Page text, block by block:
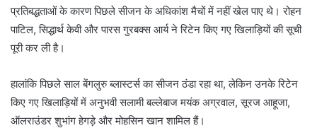
प्रतिबद्धताओं के कारण पिछले सीजन के अधिकांश मैचों में नहीं खेल पाए थे। रोहन
पाटिल, सिद्धार्थ केवी और पारस गुरबक्स आर्य ने रिटेन किए गए खिलाड़ियों की सूची
पूरी कर ली है।
हालांकि पिछले साल बेंगलुरु ब्लास्टर्स का सीजन ठंडा रहा था, लेकिन उनके रिटेन
किए गए खिलाड़ियों में अनुभवी सलामी बल्लेबाज मयंक अग्रवाल, सूरज आहूजा,
ऑलराउंडर शुभांग हेगड़े और मोहसिन खान शामिल हैं।